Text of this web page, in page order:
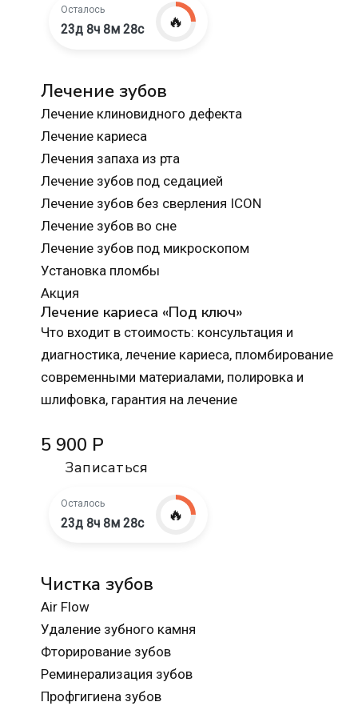
Осталось
23д 8ч 8м 27с 🔥
Лечение зубов
Лечение клиновидного дефекта
Лечение кариеса
Лечения запаха из рта
Лечение зубов под седацией
Лечение зубов без сверления ICON
Лечение зубов во сне
Лечение зубов под микроскопом
Установка пломбы
Акция
Лечение кариеса «Под ключ»
Что входит в стоимость: консультация и
диагностика, лечение кариеса, пломбирование
современными материалами, полировка и
шлифовка, гарантия на лечение
5 900 Р
Записаться
Осталось
23д 8ч 8м 27с 🔥
Чистка зубов
Air Flow
Удаление зубного камня
Фторирование зубов
Реминерализация зубов
Профгигиена зубов